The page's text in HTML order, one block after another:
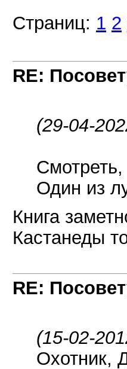
Страниц: 1 2
RE:
(29-04-
Один из
Книга
Кастанеды
RE:
(15-02-
Охотник,